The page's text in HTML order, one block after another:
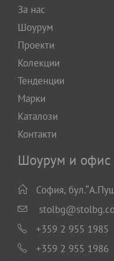
За нас
Шоурум
Проекти
Колекции
Тенденции
Марки
Каталози
Контакти
Шоурум и офис
София,
+359 2 955 1985
+359 2 955 1986